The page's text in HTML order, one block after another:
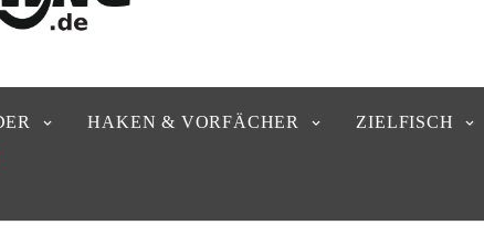
HAKEN & VORFÄCHER ZIELFISCH